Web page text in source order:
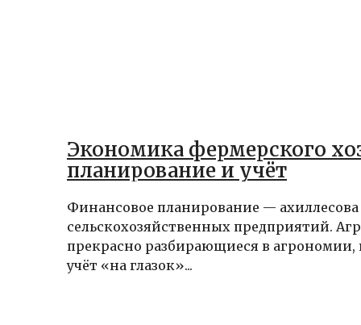
Экономика фермерского
планирование и учёт
Финансовое планирование —
сельскохозяйственных предприятий.
прекрасно разбирающиеся в агрономии,
учёт «на глазок»...